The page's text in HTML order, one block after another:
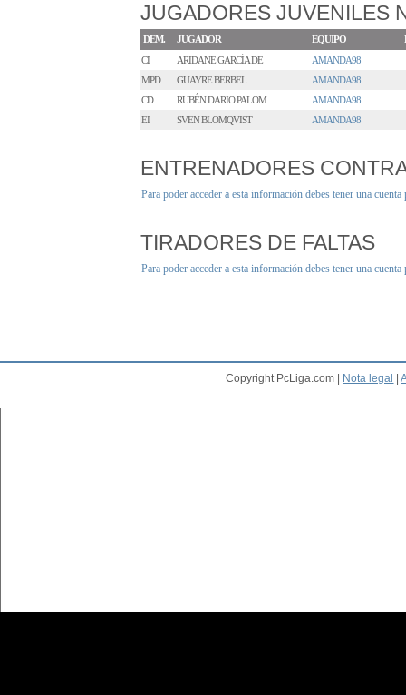
JUGADORES JUVENILES
DEM. JUGADOR EQUIPO
CI
ARIDANE GARCÍA DE
AMANDA98
MPD
GUAYRE BERBEL
AMANDA98
CD
RUBÉN DARIO PALOM
AMANDA98
EI
SVEN BLOMQVIST AMANDA98
ENTRENADORES
Para poder acceder a esta información debes tener una
TIRADORES DE FALTAS
Para poder acceder a esta información debes tener una
Copyright PcLiga.com | Nota legal |